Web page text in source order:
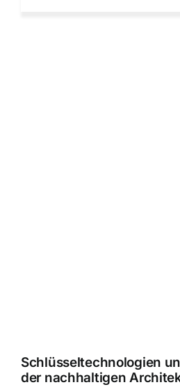
Schlüsseltechnologien
der nachhaltigen